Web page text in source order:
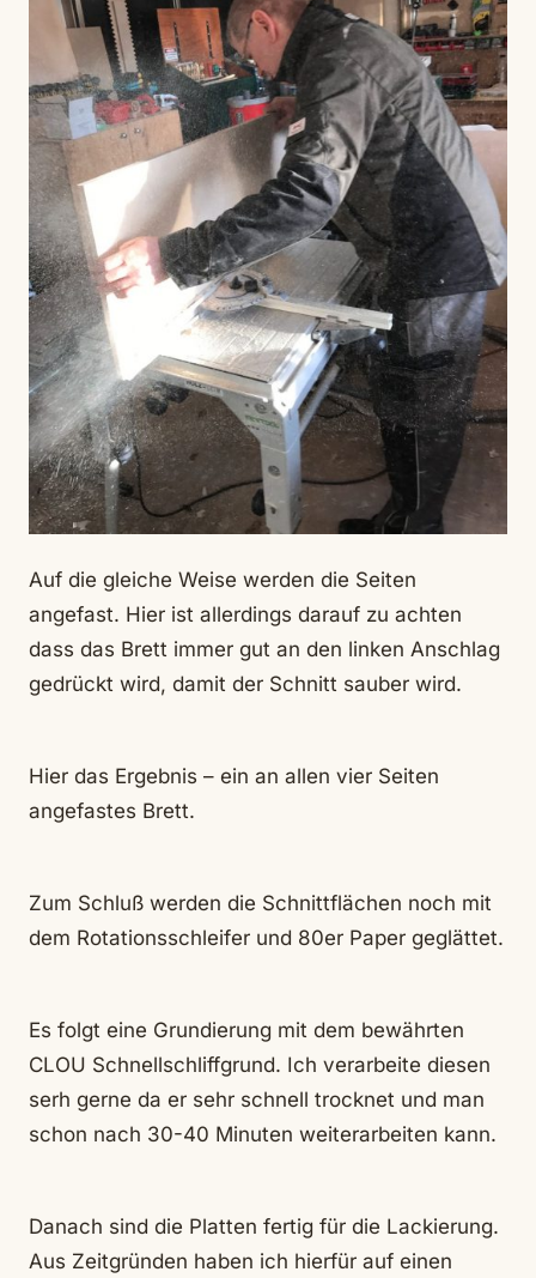
Auf die gleiche Weise werden die Seiten
angefast. Hier ist allerdings darauf zu achten
dass das Brett immer gut an den linken Anschlag
gedrückt wird, damit der Schnitt sauber wird.
Hier das Ergebnis – ein an allen vier Seiten
angefastes Brett.
Zum Schluß werden die Schnittflächen noch mit
dem Rotationsschleifer und 80er Paper geglättet.
Es folgt eine Grundierung mit dem bewährten
CLOU Schnellschliffgrund. Ich verarbeite diesen
serh gerne da er sehr schnell trocknet und man
schon nach 30-40 Minuten weiterarbeiten kann.
Danach sind die Platten fertig für die Lackierung.
Aus Zeitgründen haben ich hierfür auf einen